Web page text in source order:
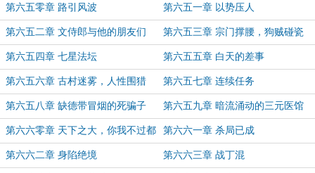
第六五零章 路引风波 第六五一章 以势压人
第六五二章 文侍郎与他的朋友们 第六五三章 宗门撑腰，狗贼碰瓷
第六五四章 七星法坛 第六五五章 白天的差事
第六五六章 古村迷雾，人性围猎 第六五七章 连续任务
第六五八章 缺德带冒烟的死骗子 第六五九章 暗流涌动的三元医馆
第六六零章 天下之大，你我不过都
是凡人
第六六一章 杀局已成
第六六二章 身陷绝境 第六六三章 战丁混